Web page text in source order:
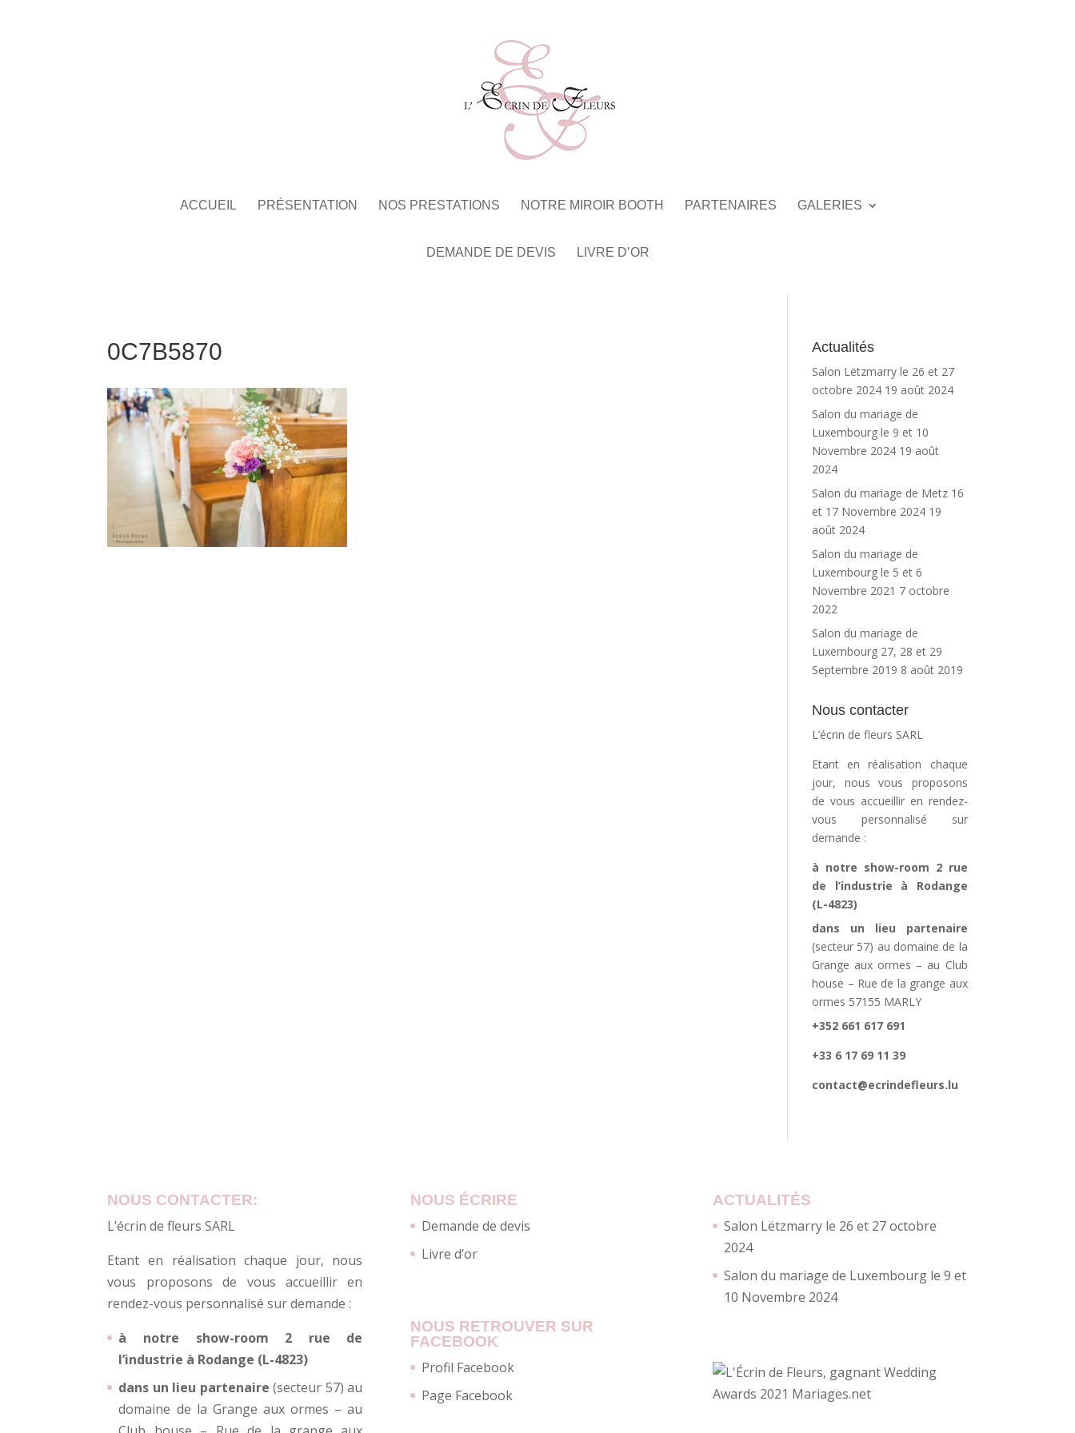
ACCUEIL PRÉSENTATION NOS PRESTATIONS NOTRE MIROIR BOOTH PARTENAIRES GALERIES
DEMANDE DE DEVIS LIVRE D’OR
0C7B5870 Actualités
Salon Lëtzmarry le 26 et 27
octobre 2024 19 août 2024
Salon du mariage de
Luxembourg le 9 et 10
Novembre 2024 19 août
2024
Salon du mariage de Metz 16
et 17 Novembre 2024 19
août 2024
Salon du mariage de
Luxembourg le 5 et 6
Novembre 2021 7 octobre
2022
Salon du mariage de
Luxembourg 27, 28 et 29
Septembre 2019 8 août 2019
Nous contacter
L’écrin de fleurs SARL
Etant en réalisation chaque
jour, nous vous proposons
de vous accueillir en rendez-
vous personnalisé sur
demande :
à notre show-room 2 rue
de l’industrie à Rodange
(L-4823)
dans un lieu partenaire
(secteur 57) au domaine de la
Grange aux ormes – au Club
house – Rue de la grange aux
ormes 57155 MARLY
+352 661 617 691
+33 6 17 69 11 39
contact@ecrindefleurs.lu
NOUS CONTACTER:
L’écrin de fleurs SARL
Etant en réalisation chaque jour, nous
vous proposons de vous accueillir en
rendez-vous personnalisé sur demande :
à notre show-room 2 rue de
l’industrie à Rodange (L-4823)
dans un lieu partenaire (secteur 57) au
domaine de la Grange aux ormes – au
NOUS ÉCRIRE
Demande de devis
Livre d’or
NOUS RETROUVER SUR
FACEBOOK
Profil Facebook
Page Facebook
ACTUALITÉS
Salon Lëtzmarry le 26 et 27 octobre
2024
Salon du mariage de Luxembourg le 9 et
10 Novembre 2024